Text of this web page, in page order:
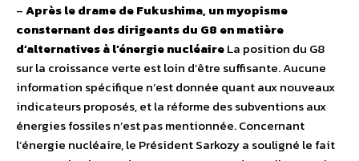
–Après le drame de Fukushima, un myopisme
consternant des dirigeants du G8 en matière
d’alternatives à l’énergie nucléaireLa position du G8
sur la croissance verte est loin d’être suffisante. Aucune
information spécifique n’est donnée quant aux nouveaux
indicateurs proposés, et la réforme des subventions aux
énergies fossiles n’est pas mentionnée. Concernant
l’énergie nucléaire, le Président Sarkozy a souligné le fait